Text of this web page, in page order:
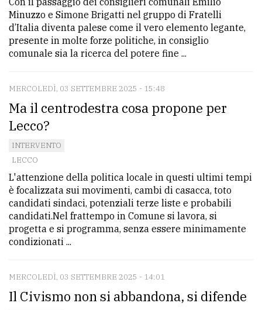
Cookie
policy
Minuzzo e Simone Brigatti nel gruppo di Fratelli
d’Italia diventa palese come il vero elemento legante,
presente in molte forze politiche, in consiglio
comunale sia la ricerca del potere fine ...
MERCOLEDÌ, 03 SETTEMBRE 2025 - 15:48
Ma il centrodestra cosa propone per
Lecco?
INTERVENTO
LECCO
L'attenzione della politica locale in questi ultimi tempi
è focalizzata sui movimenti, cambi di casacca, toto
candidati sindaci, potenziali terze liste e probabili
candidati.Nel frattempo in Comune si lavora, si
progetta e si programma, senza essere minimamente
condizionati ...
MERCOLEDÌ, 03 SETTEMBRE 2025 - 14:01
Il Civismo non si abbandona, si difende